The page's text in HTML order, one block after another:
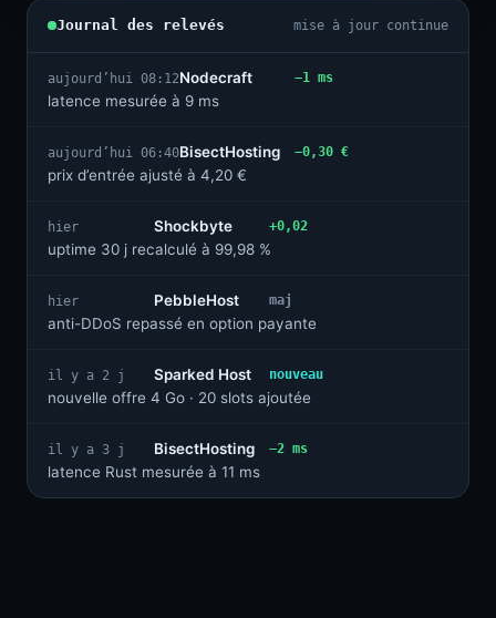
Journal des relevés mise à jour continue
aujourd’hui 08:12Nodecraft
latence mesurée à 9 ms
−1 ms
aujourd’hui 06:40BisectHosting
prix d’entrée ajusté à 4,20 €
−0,30 €
hier
Shockbyte
uptime 30 j recalculé à 99,98 %
+0,02
hier
PebbleHost
anti-DDoS repassé en option payante
maj
il y a 2 j
Sparked Host
nouvelle offre 4 Go · 20 slots ajoutée
nouveau
il y a 3 j
BisectHosting
latence Rust mesurée à 11 ms
−2 ms